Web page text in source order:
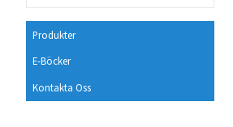
Produkter
E-Böcker
Kontakta Oss